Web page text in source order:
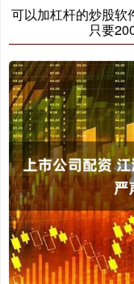
可以加杠杆的炒股软
只要